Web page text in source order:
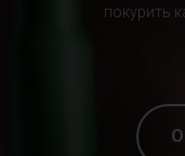
покурить